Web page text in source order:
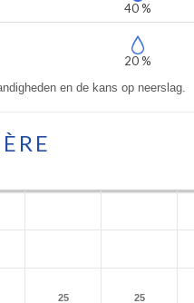
40 %
20 %
en de kans op neerslag.
25
25 25
25